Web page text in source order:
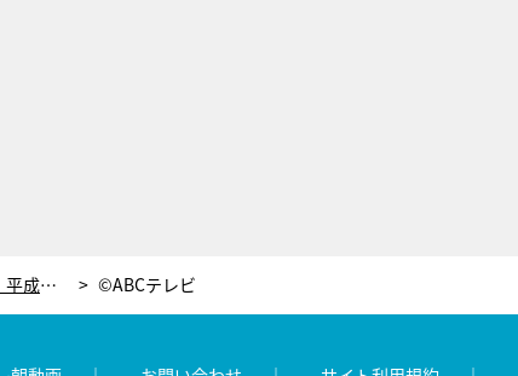
「おへそは元々、何のためにあった？」平成世代から信じがたい解答が…！ ©ABCテレビ